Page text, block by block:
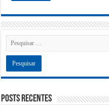
Posts recentes